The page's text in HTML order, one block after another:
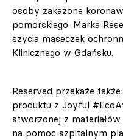
osoby zakażone
pomorskiego. Marka
szycia maseczek
Klinicznego w Gdańsku.
Reserved przekaże
produktu z Joyful
stworzonej z
na pomoc szpitalnym